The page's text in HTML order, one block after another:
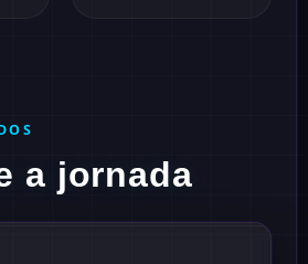
a jornada